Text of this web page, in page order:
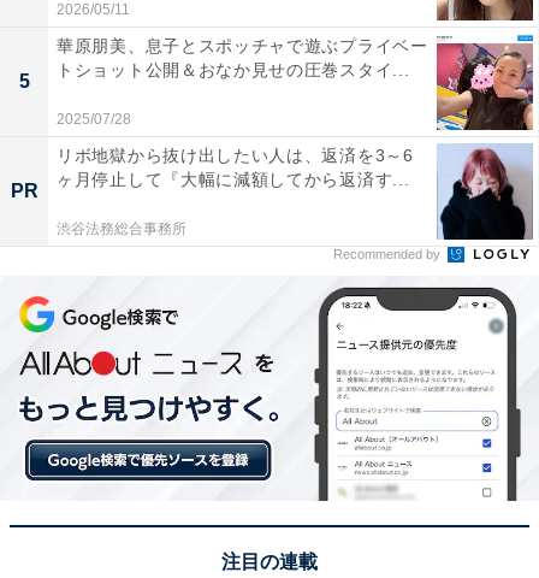
2026/05/11
5
華原朋美、息子とスポッチャで遊ぶプライベー
トショット公開＆おなか見せの圧巻スタイ...
2025/07/28
PR
リボ地獄から抜け出したい人は、返済を3～6
ヶ月停止して『大幅に減額してから返済す...
渋谷法務総合事務所
Recommended by
注目の連載